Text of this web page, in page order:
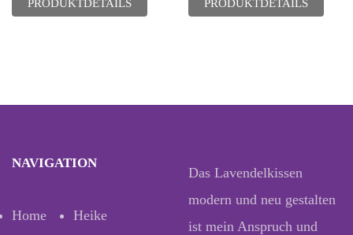
PRODUKTDETAILS PRODUKTDETAILS
NAVIGATION
Home
Heike
Das Lavendelkissen
modern und neu gestalten
ist mein Anspruch und